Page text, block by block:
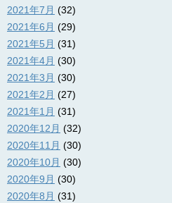
2021年7月 (32)
2021年6月 (29)
2021年5月 (31)
2021年4月 (30)
2021年3月 (30)
2021年2月 (27)
2021年1月 (31)
2020年12月 (32)
2020年11月 (30)
2020年10月 (30)
2020年9月 (30)
2020年8月 (31)